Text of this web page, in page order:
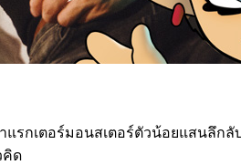
เตอร์มอนสเตอร์ตัวน้อยแสนลึกลับ
คิด